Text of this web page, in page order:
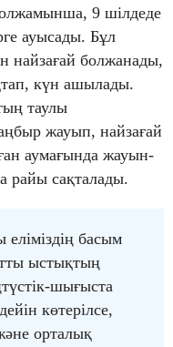
9 шілдеде
ауысады. Бұл
найзағай болжанады,
күн ашылады.
таулы
жауып, найзағай
аумағында жауын-
райы сақталады.
басым
ыстықтың
шығыста
көтерілсе,
орталық